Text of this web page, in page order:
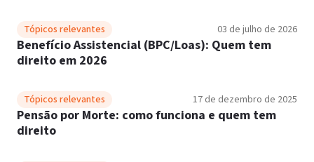
Tópicos relevantes 03 de julho de 2026
Benefício Assistencial (BPC/Loas): Quem tem
direito em 2026
Tópicos relevantes 17 de dezembro de 2025
Pensão por Morte: como funciona e quem tem
direito